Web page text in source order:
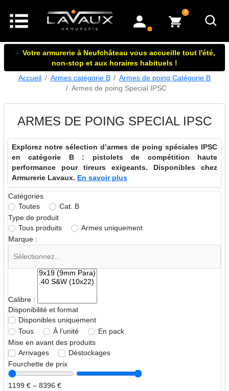
mon compte
0articles dans le panier
☀️ Votre armurerie à Neufchâteau vous accueille tout l'été,
non-stop et aux horaires habituels !
Accueil
Armes catégorie B
Armes de poing Catégorie B
Armes de poing Special IPSC
ARMES DE POING SPECIAL IPSC
Explorez notre sélection d’armes de poing spéciales IPSC
en catégorie B : pistolets de compétition haute
performance pour tireurs exigeants. Disponibles chez
Armurerie Lavaux. En savoir plus
Catégories
Toutes
Cat. B
Type de produit
Tous produits
Armes uniquement
Marque :
Calibre :
Disponibilité et format
Disponibles uniquement
Tous
À l’unité
En pack
Mise en avant des produits
Arrivages
Déstockages
Fourchette de prix
1199 € – 8396 €